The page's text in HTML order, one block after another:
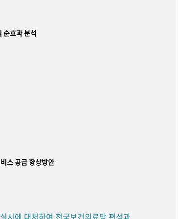
순효과 분석
스 공급 향상방안